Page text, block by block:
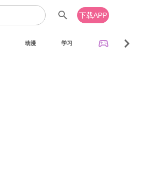
search 下载APP
动漫 学习 sports_esports chevron_right